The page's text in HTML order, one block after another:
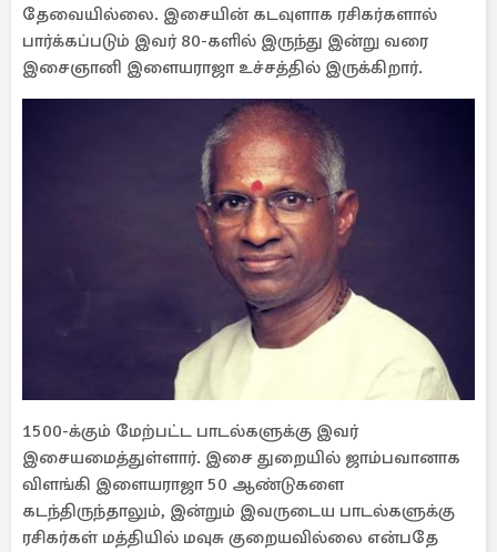
தேவையில்லை. இசையின் கடவுளாக ரசிகர்களால்
பார்க்கப்படும் இவர் 80-களில் இருந்து இன்று வரை
இசைஞானி இளையராஜா உச்சத்தில் இருக்கிறார்.
1500-க்கும் மேற்பட்ட பாடல்களுக்கு இவர்
இசையமைத்துள்ளார். இசை துறையில் ஜாம்பவானாக
விளங்கி இளையராஜா 50 ஆண்டுகளை
கடந்திருந்தாலும், இன்றும் இவருடைய பாடல்களுக்கு
ரசிகர்கள் மத்தியில் மவுசு குறையவில்லை என்பதே